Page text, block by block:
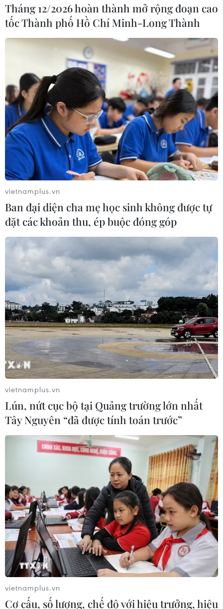
TIN CÙNG CHUYÊN MỤC
Liên hợp quốc kêu gọi chấm dứt tấn
công dân thường trong xung đột
Nga-Ukraine
07/08/2026 04:29
Chính sách nhà ở của nước Anh -
Góc tham chiếu cho Việt Nam
07/08/2026 04:08
Tháng 12/2026 hoàn thành mở rộng đoạn cao
tốc Thành phố Hồ Chí Minh-Long Thành
vietnamplus.vn
Ban đại diện cha mẹ học sinh không được tự
đặt các khoản thu, ép buộc đóng góp
vietnamplus.vn
Lún, nứt cục bộ tại Quảng trường lớn nhất
Tây Nguyên “đã được tính toán trước”
vietnamplus.vn
Cơ cấu, số lượng, chế độ với hiệu trưởng, hiệu